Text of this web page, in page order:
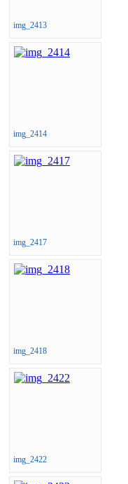
img_2413
img_2414
img_2417
img_2418
img_2422